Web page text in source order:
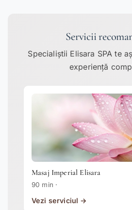
Servicii
Specialiștii Elisara SPA te
experiență
Masaj Imperial Elisara
90 min ·
Vezi serviciul →